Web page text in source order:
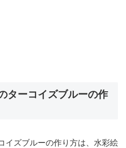
ターコイズブルーの作
イズブルーの作り方は、水彩絵